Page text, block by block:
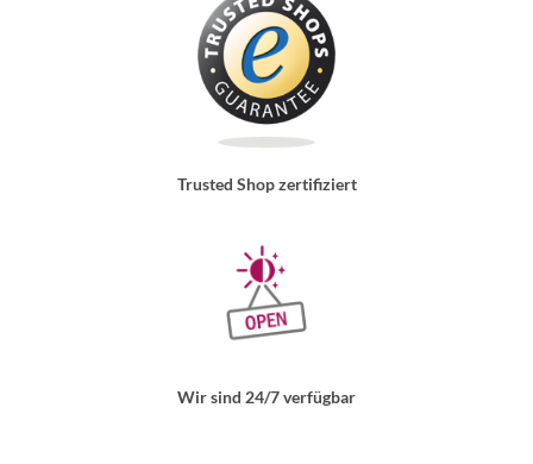
Trusted Shop zertifiziert
Wir sind 24/7 verfügbar